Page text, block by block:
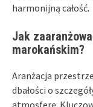
harmonijną całość.
Jak
marokańskim?
Aranżacja
dbałości o
atmosferę.